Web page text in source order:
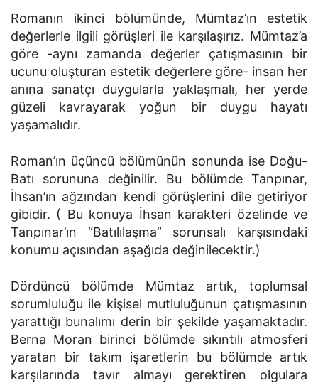
Romanın ikinci bölümünde, Mümtaz’ın estetik
değerlerle ilgili görüşleri ile karşılaşırız. Mümtaz’a
göre -aynı zamanda değerler çatışmasının bir
ucunu oluşturan estetik değerlere göre- insan her
anına sanatçı duygularla yaklaşmalı, her yerde
güzeli kavrayarak yoğun bir duygu hayatı
yaşamalıdır.
Roman’ın üçüncü bölümünün sonunda ise Doğu-
Batı sorununa değinilir. Bu bölümde Tanpınar,
İhsan’ın ağzından kendi görüşlerini dile getiriyor
gibidir. ( Bu konuya İhsan karakteri özelinde ve
Tanpınar’ın “Batılılaşma” sorunsalı karşısındaki
konumu açısından aşağıda değinilecektir.)
Dördüncü bölümde Mümtaz artık, toplumsal
sorumluluğu ile kişisel mutluluğunun çatışmasının
yarattığı bunalımı derin bir şekilde yaşamaktadır.
Berna Moran birinci bölümde sıkıntılı atmosferi
yaratan bir takım işaretlerin bu bölümde artık
karşılarında tavır almayı gerektiren olgulara